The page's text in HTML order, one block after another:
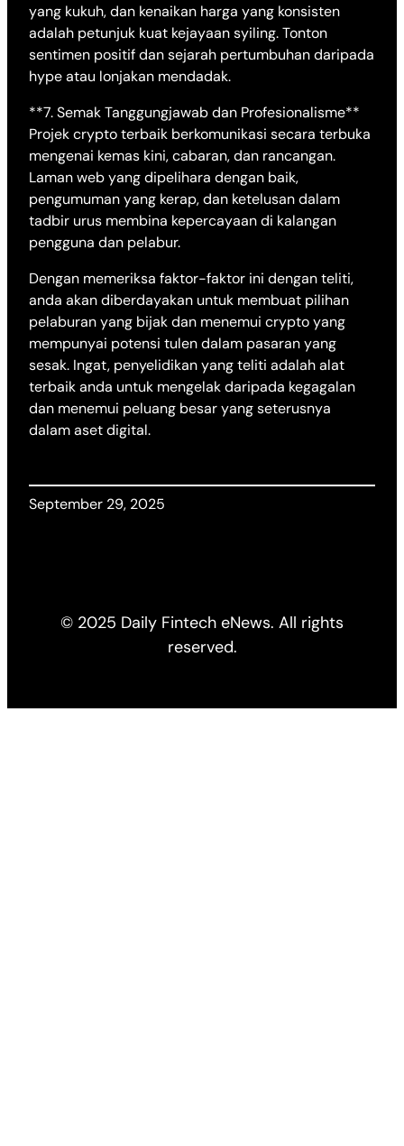
yang kukuh, dan kenaikan harga yang konsisten
adalah petunjuk kuat kejayaan syiling. Tonton
sentimen positif dan sejarah pertumbuhan daripada
hype atau lonjakan mendadak.
**7. Semak Tanggungjawab dan Profesionalisme**
Projek crypto terbaik berkomunikasi secara terbuka
mengenai kemas kini, cabaran, dan rancangan.
Laman web yang dipelihara dengan baik,
pengumuman yang kerap, dan ketelusan dalam
tadbir urus membina kepercayaan di kalangan
pengguna dan pelabur.
Dengan memeriksa faktor-faktor ini dengan teliti,
anda akan diberdayakan untuk membuat pilihan
pelaburan yang bijak dan menemui crypto yang
mempunyai potensi tulen dalam pasaran yang
sesak. Ingat, penyelidikan yang teliti adalah alat
terbaik anda untuk mengelak daripada kegagalan
dan menemui peluang besar yang seterusnya
dalam aset digital.
September 29, 2025
© 2025 Daily Fintech eNews. All rights
reserved.